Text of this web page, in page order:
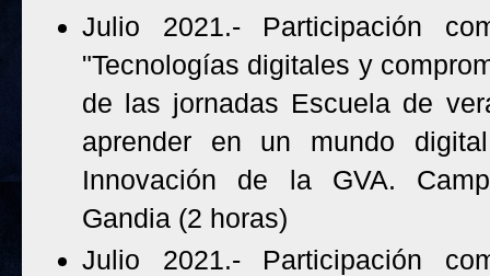
Julio 2021.- Participación
"Tecnologías digitales y
de las jornadas Escuela de
aprender en un mundo
Innovación de la GVA.
Gandia (2 horas)
Julio 2021.- Participación